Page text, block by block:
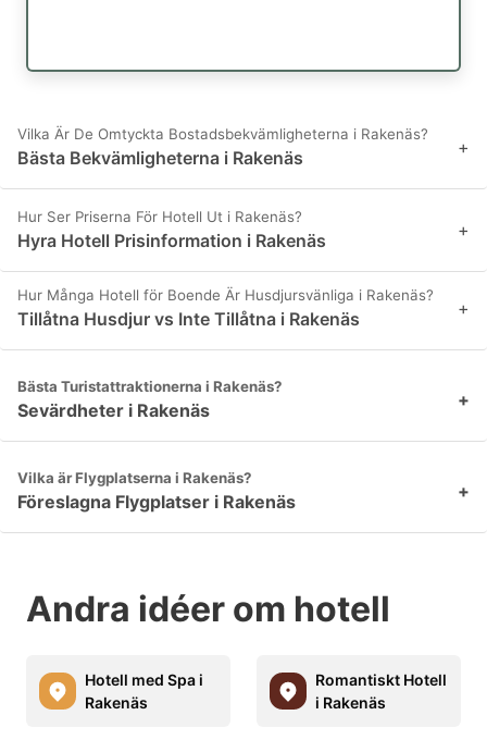
Vilka Är De Omtyckta Bostadsbekvämligheterna i Rakenäs?
Bästa Bekvämligheterna i Rakenäs +
Hur Ser Priserna För Hotell Ut i Rakenäs?
Hyra Hotell Prisinformation i Rakenäs +
Hur Många Hotell för Boende Är Husdjursvänliga i Rakenäs?
Tillåtna Husdjur vs Inte Tillåtna i Rakenäs +
Bästa Turistattraktionerna i Rakenäs?
Sevärdheter i Rakenäs +
Vilka är Flygplatserna i Rakenäs?
Föreslagna Flygplatser i Rakenäs +
Andra idéer om hotell
Hotell med Spa i
Rakenäs
Romantiskt Hotell
i Rakenäs